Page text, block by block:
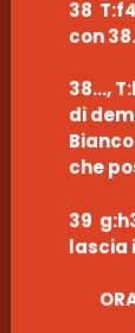
38
con
38…,
di
che
39
lascia